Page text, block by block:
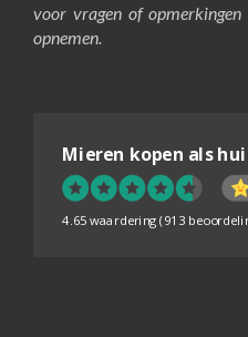
voor vragen of
opnemen.
Mieren kopen als
4.65 waardering (913